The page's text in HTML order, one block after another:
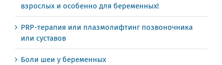
взрослых и особенно для беременных!
PRP-терапия или плазмолифтинг позвоночника
или суставов
Боли шеи у беременных